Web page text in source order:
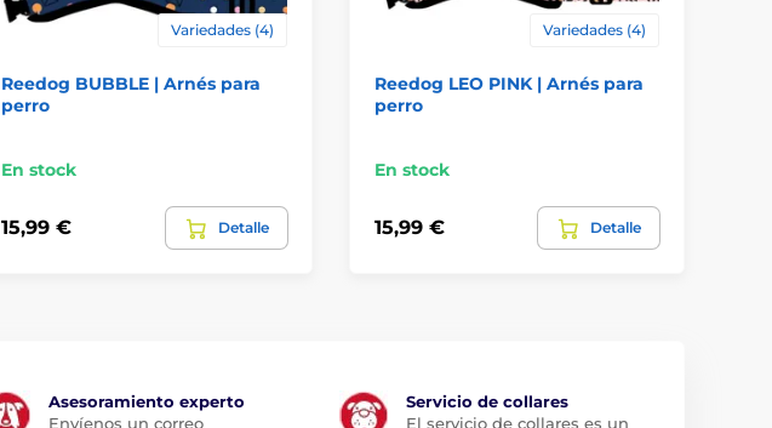
Variedades (4)
Reedog BUBBLE | Arnés para
perro
En stock
15,99 € Detalle
Variedades (4)
Reedog LEO PINK | Arnés para
perro
En stock
15,99 € Detalle
Asesoramiento experto
Envíenos un correo
Servicio de collares
El servicio de collares es un